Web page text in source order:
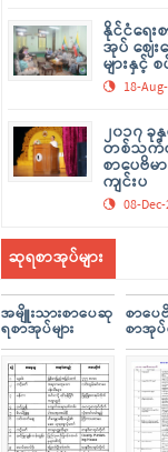
နိုင်ငံရေ
အုပ် ဈေး
များနှင့်
18-
၂၀၁၇ ခု
တစ်သက်တ
စာပေဗိမ
ကျင်းပ
08-
ဆုရစာအုပ်များ
အမျိူးသားစာပေဆု
ရစာအုပ်များ
စာပ
စာအုပ်